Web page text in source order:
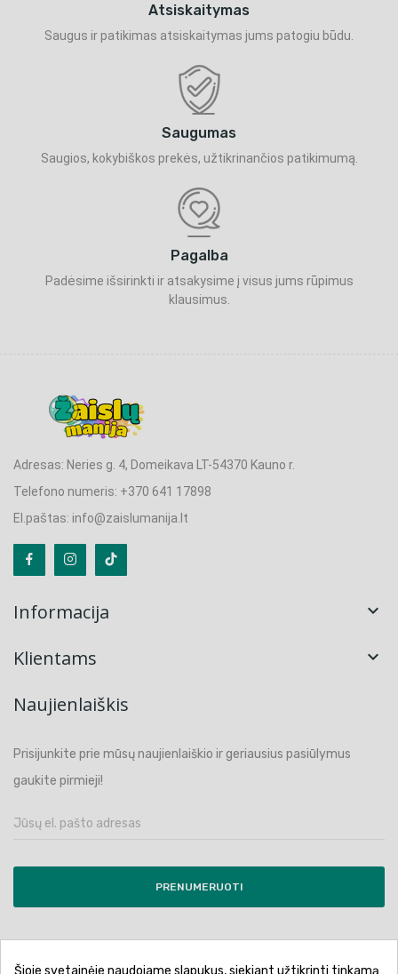
Atsiskaitymas
Saugus ir patikimas atsiskaitymas jums patogiu būdu.
Saugumas
Saugios, kokybiškos prekės, užtikrinančios patikimumą.
Pagalba
Padėsime išsirinkti ir atsakysime į visus jums rūpimus
klausimus.
Adresas: Neries g. 4, Domeikava LT-54370 Kauno r.
Telefono numeris: +370 641 17898
El.paštas: info@zaislumanija.lt
Informacija 
Klientams 
Naujienlaiškis
Prisijunkite prie mūsų naujienlaiškio ir geriausius pasiūlymus
gaukite pirmieji!
PRENUMERUOTI